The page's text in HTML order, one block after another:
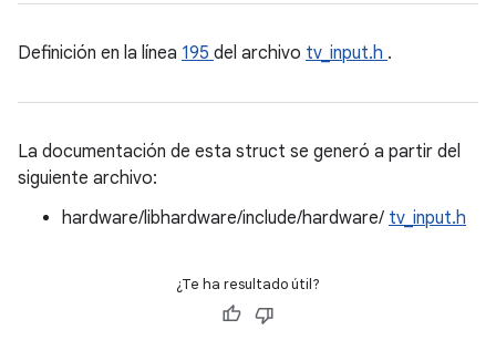
Definición en la línea 195 del archivo tv_input.h .
La documentación de esta struct se generó a partir del
siguiente archivo:
hardware/libhardware/include/hardware/ tv_input.h
¿Te ha resultado útil?